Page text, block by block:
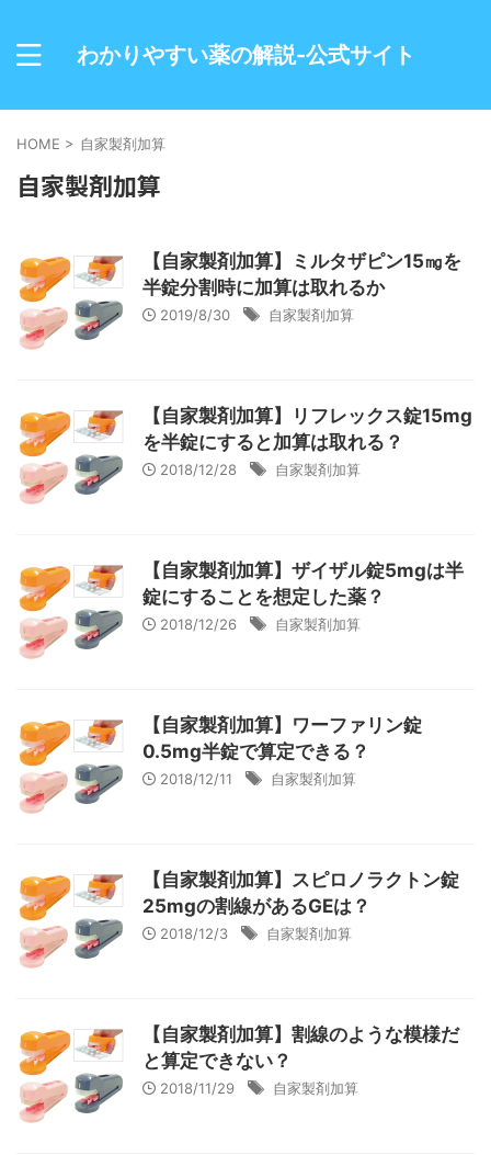
わかりやすい薬の解説-公式サイト
HOME > 自家製剤加算
自家製剤加算
【自家製剤加算】ミルタザピン15㎎を
半錠分割時に加算は取れるか
2019/8/30 自家製剤加算
【自家製剤加算】リフレックス錠15mg
を半錠にすると加算は取れる？
2018/12/28 自家製剤加算
【自家製剤加算】ザイザル錠5mgは半
錠にすることを想定した薬？
2018/12/26 自家製剤加算
【自家製剤加算】ワーファリン錠
0.5mg半錠で算定できる？
2018/12/11 自家製剤加算
【自家製剤加算】スピロノラクトン錠
25mgの割線があるGEは？
2018/12/3 自家製剤加算
【自家製剤加算】割線のような模様だ
と算定できない？
2018/11/29 自家製剤加算